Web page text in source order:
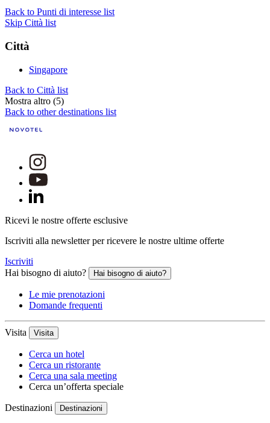
Back to Punti di interesse list
Skip Città list
Città
Singapore
Back to Città list
Mostra altro (5)
Back to other destinations list
Ricevi le nostre offerte esclusive
Iscriviti alla newsletter per ricevere le nostre ultime offerte
Iscriviti
Hai bisogno di aiuto?
Hai bisogno di aiuto?
Le mie prenotazioni
Domande frequenti
Visita Visita
Cerca un hotel
Cerca un ristorante
Cerca una sala meeting
Cerca un’offerta speciale
Destinazioni Destinazioni